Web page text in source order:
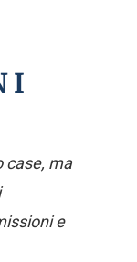
I
case, ma
e